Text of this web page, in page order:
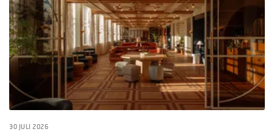
30 JULI 2026